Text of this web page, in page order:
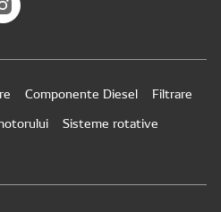
Componente Diesel
Filtrare
Sisteme rotative